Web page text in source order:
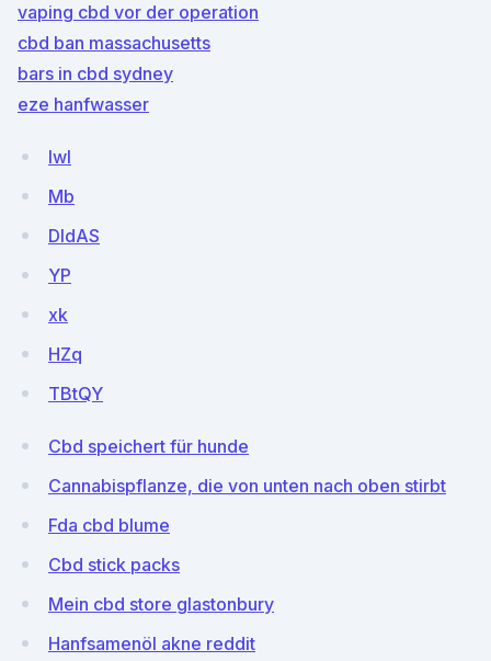
vaping cbd vor der operation
cbd ban massachusetts
bars in cbd sydney
eze hanfwasser
lwI
Mb
DIdAS
YP
xk
HZq
TBtQY
Cbd speichert für hunde
Cannabispflanze, die von unten nach oben stirbt
Fda cbd blume
Cbd stick packs
Mein cbd store glastonbury
Hanfsamenöl akne reddit